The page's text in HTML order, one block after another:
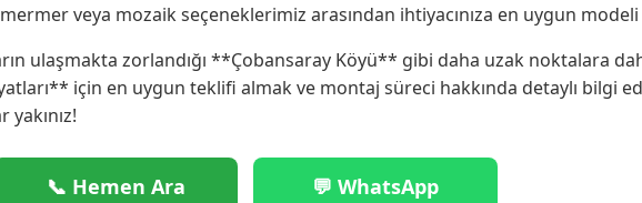
veya mozaik seçeneklerimiz arasından ihtiyacınıza en uygun modeli
ulaşmakta zorlandığı **Çobansaray Köyü** gibi daha uzak noktalara
için en uygun teklifi almak ve montaj süreci hakkında detaylı bilgi
📞 Hemen Ara 💬 WhatsApp